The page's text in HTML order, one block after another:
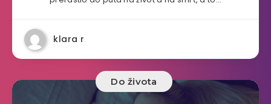
klara r
Do života